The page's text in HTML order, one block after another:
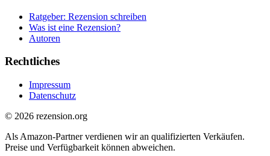
Ratgeber: Rezension schreiben
Was ist eine Rezension?
Autoren
Rechtliches
Impressum
Datenschutz
© 2026 rezension.org
Als Amazon-Partner verdienen wir an qualifizierten Verkäufen.
Preise und Verfügbarkeit können abweichen.